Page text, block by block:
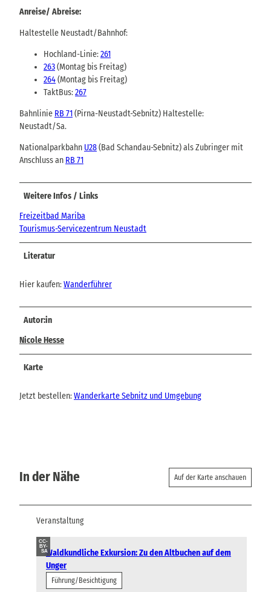
Anreise/ Abreise:
Haltestelle Neustadt/Bahnhof:
Hochland-Linie:261
263(Montag bis Freitag)
264(Montag bis Freitag)
TaktBus:267
Bahnlinie RB 71(Pirna-Neustadt-Sebnitz) Haltestelle:
Neustadt/Sa.
Nationalparkbahn U28(Bad Schandau-Sebnitz) als Zubringer mit
Anschluss an RB 71
Weitere Infos / Links
Freizeitbad Mariba
Tourismus-Servicezentrum Neustadt
Literatur
Hier kaufen:Wanderführer
Autor:in
Nicole Hesse
Karte
Jetzt bestellen:Wanderkarte Sebnitz und Umgebung
In der Nähe Auf der Karte anschauen
Veranstaltung
CC-
BY-
SAWaldkundliche Exkursion: Zu den Altbuchen auf dem
Unger
Führung/Besichtigung